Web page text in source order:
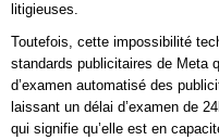
litigieuses.
Toutefois, cette impossibilité
standards publicitaires de Meta
d’examen automatisé des
laissant un délai d’examen de
qui signifie qu’elle est en